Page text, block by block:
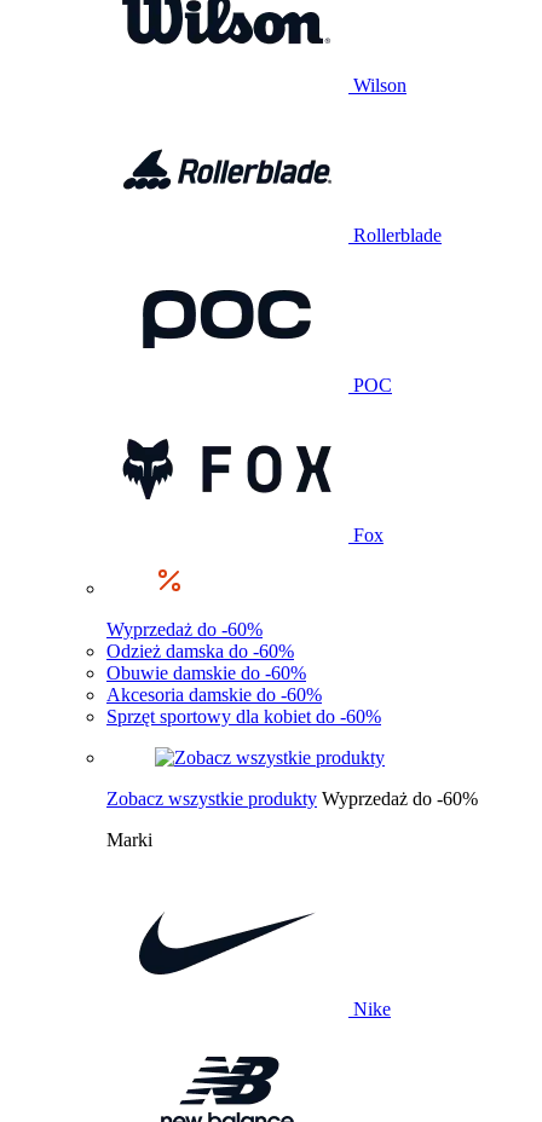
Wilson
Rollerblade
POC
Fox
Wyprzedaż do -60%
Odzież damska do -60%
Obuwie damskie do -60%
Akcesoria damskie do -60%
Sprzęt sportowy dla kobiet do -60%
Zobacz wszystkie produkty Wyprzedaż do -60%
Marki
Nike